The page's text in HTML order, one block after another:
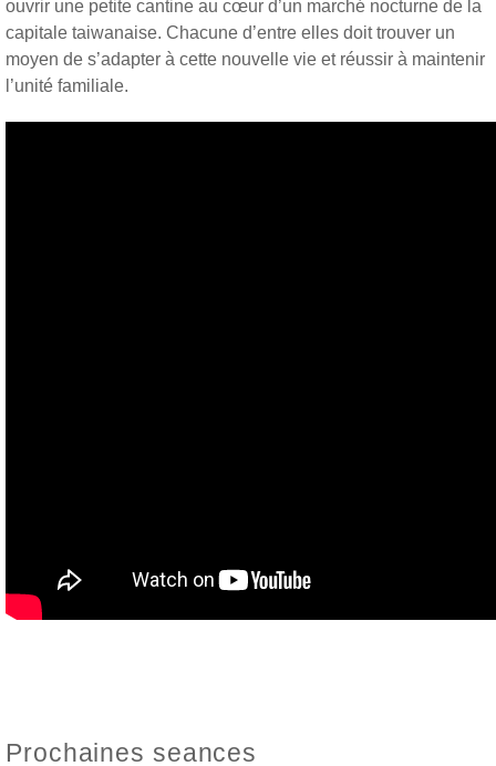
ouvrir une petite cantine au cœur d’un marché nocturne de la
capitale taiwanaise. Chacune d’entre elles doit trouver un
moyen de s’adapter à cette nouvelle vie et réussir à maintenir
l’unité familiale.
Prochaines seances